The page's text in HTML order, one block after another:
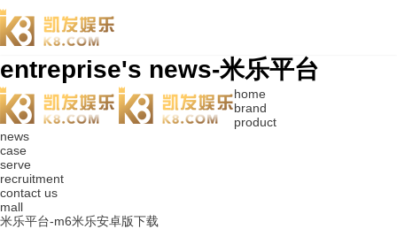
entreprise's news-米乐平台
home
brand
product
news
case
serve
recruitment
contact us
mall
米乐平台-m6米乐安卓版下载